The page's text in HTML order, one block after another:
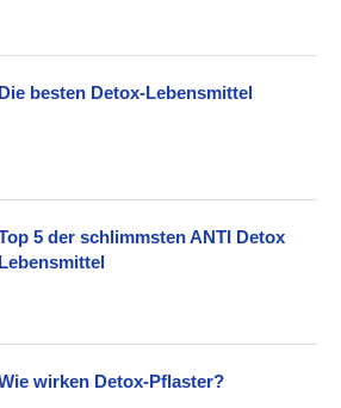
Die besten Detox-Lebensmittel
5 der schlimmsten ANTI Detox
Lebensmittel
wirken Detox-Pflaster?